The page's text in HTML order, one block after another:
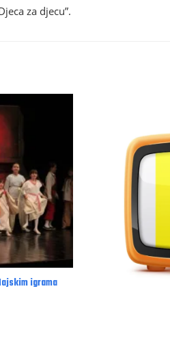
za djecu”.
igrama